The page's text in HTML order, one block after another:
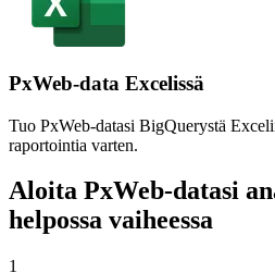
PxWeb-data Excelissä
Tuo PxWeb-datasi BigQuerystä
raportointia varten.
Aloita PxWeb-datasi
helpossa vaiheessa
1